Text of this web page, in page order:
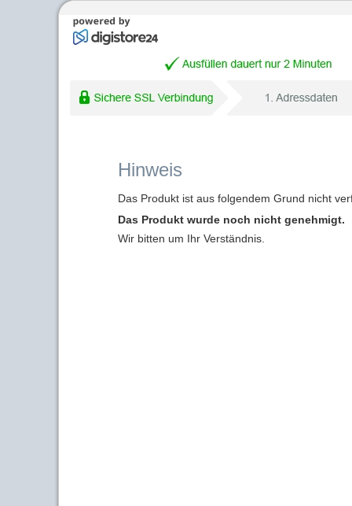
Hinweis
Das Produkt ist aus folgendem Grund nicht
Das Produkt wurde noch nicht genehmigt.
Wir bitten um Ihr Verständnis.